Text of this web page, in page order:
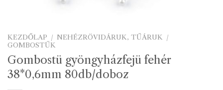
KEZDŐLAP / NEHÉZRÖVIDÁRUK, TŰÁRUK /
GOMBOSTŰK
Gombostü gyöngyházfejü fehér
38*0,6mm 80db/doboz